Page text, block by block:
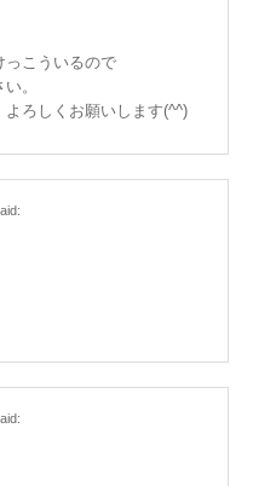
っこういるので
。
ろしくお願いします(^^)